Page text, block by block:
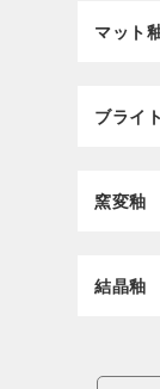
マット
ブライ
窯変釉
結晶釉